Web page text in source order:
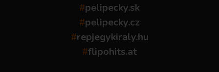
#pelipecky.sk
#pelipecky.cz
#repjegykiraly.hu
#flipohits.at